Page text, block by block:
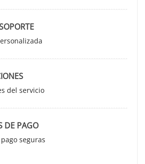
del servicio
DE PAGO
seguras